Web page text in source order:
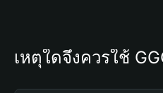
เหตุใดจึงควรใช้